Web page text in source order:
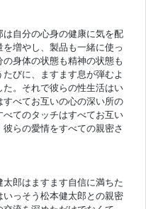
は自分の心身の健康に気を配
増やし、製品も一緒に使っ
身体の状態も精神の状態も
びに、ますます息が弾むよ
。それで彼らの性生活はい
べてお互いの心の深い所の
てのタッチはすべてお互い
らの愛情をすべての親密さ
郎はますます自信に満ちた
っそう松本健太郎との親密